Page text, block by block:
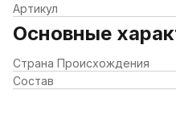
Артикул
Основные
Страна Происхождения
Состав